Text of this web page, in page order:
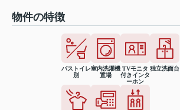
物件の特徴
バストイレ
別
室内洗濯機
置場
TVモニタ
付きインタ
ーホン
独立洗面台